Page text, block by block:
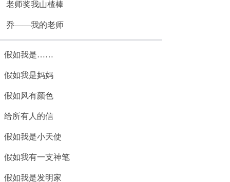
老师奖我山楂棒
乔——我的老师
假如我是……
假如我是妈妈
假如风有颜色
给所有人的信
假如我是小天使
假如我有一支神笔
假如我是发明家